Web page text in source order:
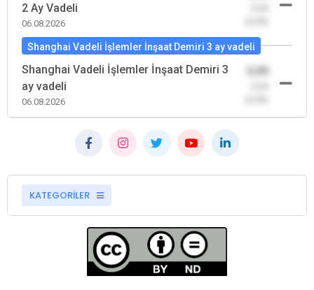
2 Ay Vadeli
06.08.2026
Shanghai Vadeli İşlemler İnşaat Demiri 3 ay vadeli
Shanghai Vadeli İşlemler İnşaat Demiri 3
ay vadeli
06.08.2026
KATEGORİLER